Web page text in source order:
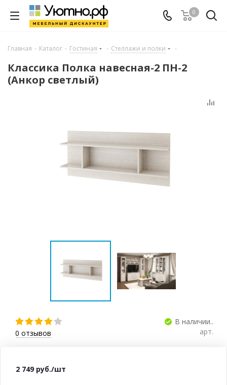
0
Главная - Каталог - Гостиная - Стеллажи и полки -
Классика Полка навесная-2 ПН-2
(Анкор светлый)
0 отзывов
В наличии..
арт.
2 749 руб./шт